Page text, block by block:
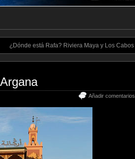
¿Dónde está Rafa? Riviera Maya y Los Cabos
Añadir comentarios